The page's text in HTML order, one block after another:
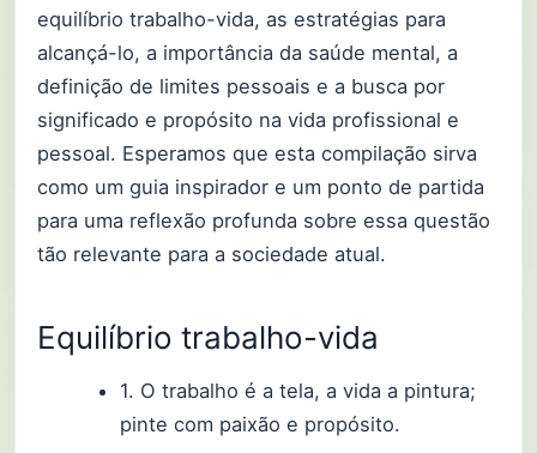
equilíbrio trabalho-vida, as estratégias para
alcançá-lo, a importância da saúde mental, a
definição de limites pessoais e a busca por
significado e propósito na vida profissional e
pessoal. Esperamos que esta compilação sirva
como um guia inspirador e um ponto de partida
para uma reflexão profunda sobre essa questão
tão relevante para a sociedade atual.
Equilíbrio trabalho-vida
1. O trabalho é a tela, a vida a pintura;
pinte com paixão e propósito.